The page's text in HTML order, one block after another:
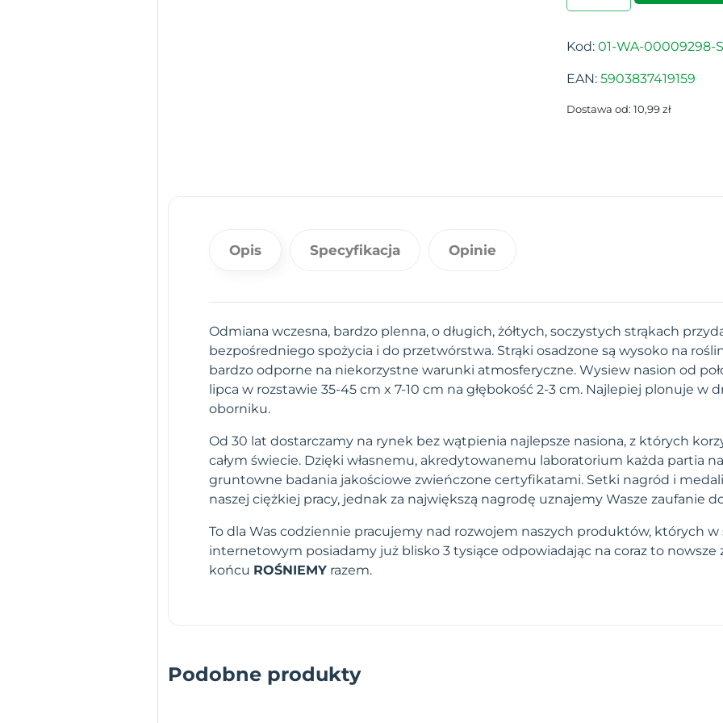
Kod: 01-WA-00009298-
EAN: 5903837419159
Dostawa od: 10,99 zł
Opis Specyfikacja Opinie
Odmiana wczesna, bardzo plenna, o długich, żółtych, soczystych strąkach
bezpośredniego spożycia i do przetwórstwa. Strąki osadzone są wysoko na
bardzo odporne na niekorzystne warunki atmosferyczne. Wysiew nasion od
lipca w rozstawie 35-45 cm x 7-10 cm na głębokość 2-3 cm. Najlepiej plonuje w
oborniku.
Od 30 lat dostarczamy na rynek bez wątpienia najlepsze nasiona, z których
całym świecie. Dzięki własnemu, akredytowanemu laboratorium każda partia
gruntowne badania jakościowe zwieńczone certyfikatami. Setki nagród i
naszej ciężkiej pracy, jednak za największą nagrodę uznajemy Wasze zaufanie
To dla Was codziennie pracujemy nad rozwojem naszych produktów, których w
internetowym posiadamy już blisko 3 tysiące odpowiadając na coraz to nowsze
końcu ROŚNIEMY razem.
Podobne produkty